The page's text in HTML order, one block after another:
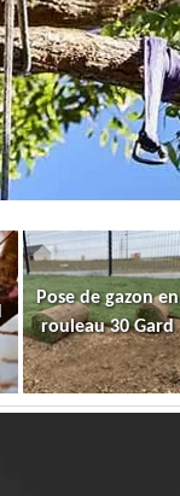
Pose de gazon en
rouleau 30 Gard